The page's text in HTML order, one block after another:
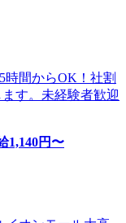
時間からOK！社割
す。未経験者歓迎
1,140円〜